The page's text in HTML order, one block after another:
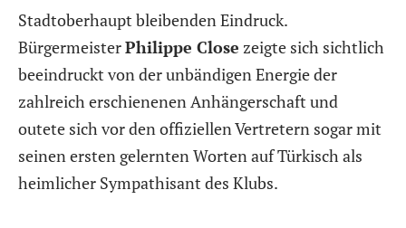
Stadtoberhaupt bleibenden Eindruck.
BürgermeisterPhilippe Close zeigte sich sichtlich
beeindruckt von der unbändigen Energie der
zahlreich erschienenen Anhängerschaft und
outete sich vor den offiziellen Vertretern sogar mit
seinen ersten gelernten Worten auf Türkisch als
heimlicher Sympathisant des Klubs.